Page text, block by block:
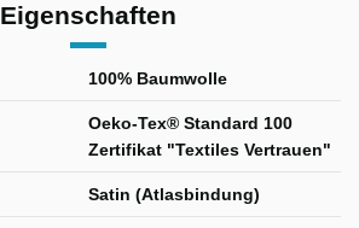
Eigenschaften
100% Baumwolle
Oeko-Tex® Standard 100
Zertifikat "Textiles Vertrauen"
Satin (Atlasbindung)